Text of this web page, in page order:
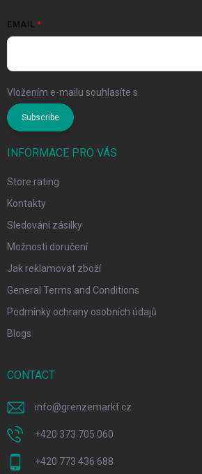
EMAIL
Vložením e-mailu souhlasíte s
Subscribe
INFORMACE PRO VÁS
Store rating
Kontakty
Sledování zásilky
Možnosti doručení
Jak reklamovat zboží
General Terms and Conditions
Podmínky ochrany osobních údajů
Blogs
CONTACT
info@grenzemarkt.cz
+420 373 705 060
+420 773 436 688